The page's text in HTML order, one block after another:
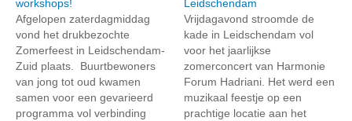
workshops!
Afgelopen zaterdagmiddag
vond het drukbezochte
Zomerfeest in Leidschendam-
Zuid plaats. Buurtbewoners
van jong tot oud kwamen
samen voor een gevarieerd
programma vol verbinding
Leidschendam
Vrijdagavond stroomde de
kade in Leidschendam vol
voor het jaarlijkse
zomerconcert van Harmonie
Forum Hadriani. Het werd een
muzikaal feestje op een
prachtige locatie aan het